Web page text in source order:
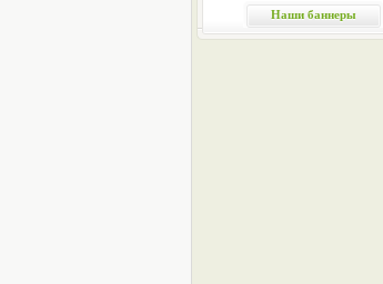
Наши баннеры